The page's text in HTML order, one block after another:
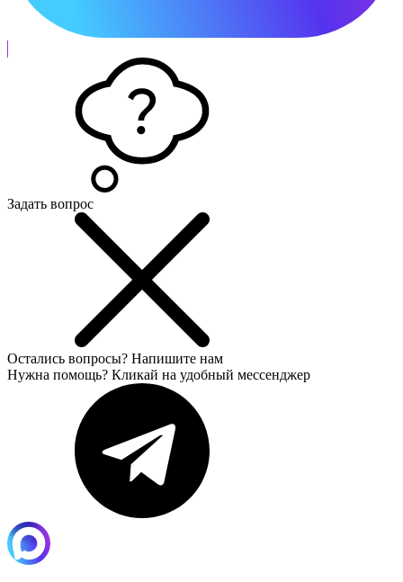
Задать вопрос
Остались вопросы? Напишите нам
Нужна помощь? Кликай на удобный мессенджер